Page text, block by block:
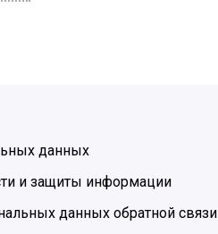
данных
и защиты информации
данных обратной связи